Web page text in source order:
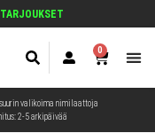
TARJOUKSET
0
suurin valikoima nimilaattoja
2-5 arkipäivää